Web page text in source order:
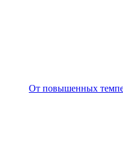
От повышенных